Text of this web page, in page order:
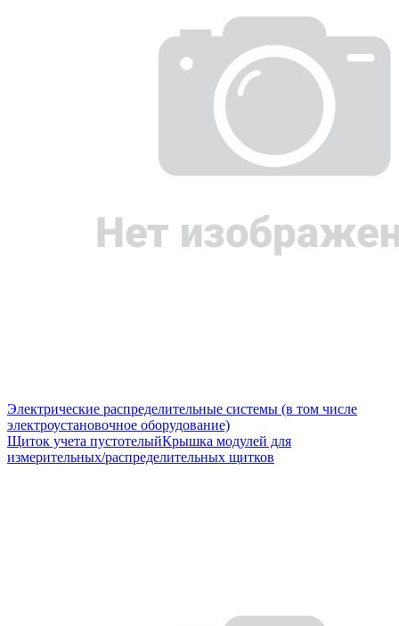
Электрические распределительные системы (в том числе
электроустановочное оборудование)
Щиток учета пустотелыйКрышка модулей для
измерительных/распределительных щитков